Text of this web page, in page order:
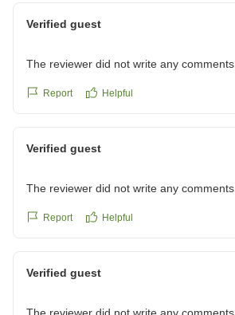
Verified guest
The reviewer did not write any comments.
Report Helpful
Verified guest
The reviewer did not write any comments.
Report Helpful
Verified guest